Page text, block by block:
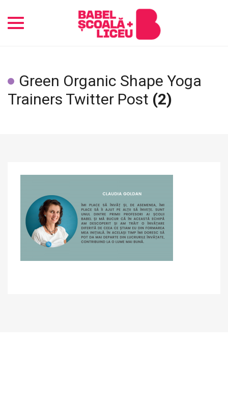
Toggle
Green Organic Shape Yoga
Trainers Twitter Post (2)